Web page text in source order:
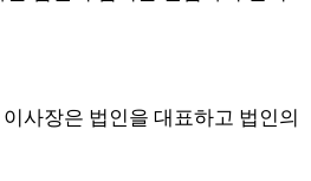
이사장은 법인을 대표하고 법인의